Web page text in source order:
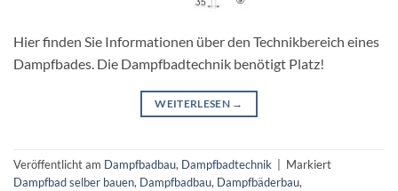
Hier finden Sie Informationen über den Technikbereich eines
Dampfbades. Die Dampfbadtechnik benötigt Platz!
WEITERLESEN →
Veröffentlicht am Dampfbadbau, Dampfbadtechnik
Markiert
Dampfbad selber bauen, Dampfbadbau, Dampfbäderbau,